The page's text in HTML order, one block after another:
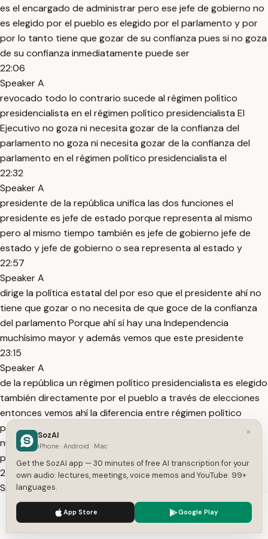
es el encargado de administrar pero ese jefe de gobierno no
es elegido por el pueblo es elegido por el parlamento y por
por lo tanto tiene que gozar de su confianza pues si no goza
de su confianza inmediatamente puede ser
22:06
Speaker A
revocado todo lo contrario sucede al régimen político
presidencialista en el régimen político presidencialista El
Ejecutivo no goza ni necesita gozar de la confianza del
parlamento no goza ni necesita gozar de la confianza del
parlamento en el régimen político presidencialista el
22:32
Speaker A
presidente de la república unifica las dos funciones el
presidente es jefe de estado porque representa al mismo
pero al mismo tiempo también es jefe de gobierno jefe de
estado y jefe de gobierno o sea representa al estado y
22:57
Speaker A
dirige la política estatal del por eso que el presidente ahí no
tiene que gozar o no necesita de que goce de la confianza
del parlamento Porque ahí sí hay una Independencia
muchísimo mayor y además vemos que este presidente
23:15
Speaker A
de la república un régimen político presidencialista es elegido
también directamente por el pueblo a través de elecciones
entonces vemos ahí la diferencia entre régimen político
parlamentarista y presidencialista queda claro que en
nuestro país es eminentemente un régimen o sistema
político
23:35
Speaker A
presidencial Pero hay una tercera vertiente que es una
vertiente podríamos llamarla eclética no o híbrida que es el
régimen político semiparlamentarismo el régimen político
We use cookies to enhance your experience.
×
SozAI
iPhone · Android · Mac
Get the SozAI app — 30 minutes of free AI transcription for your
own audio: lectures, meetings, voice memos and YouTube. 99+
languages.
App Store Google Play